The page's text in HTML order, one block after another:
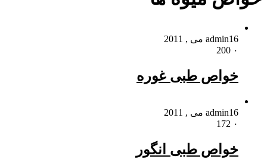
admin16 می , 2011
۰
خواص طبی غوره
admin16 می , 2011
۰
خواص طبی انگور